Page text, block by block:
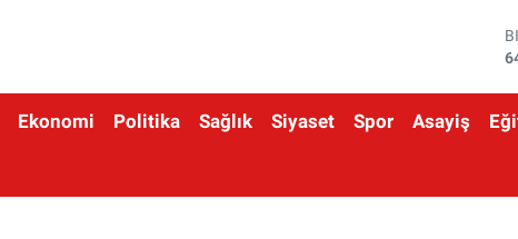
Ekonomi Politika Sağlık Siyaset Spor Asayiş